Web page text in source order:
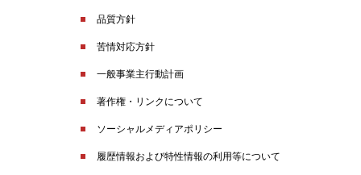
品質方針
苦情対応方針
一般事業主行動計画
著作権・リンクについて
ソーシャルメディアポリシー
履歴情報および特性情報の利用等について